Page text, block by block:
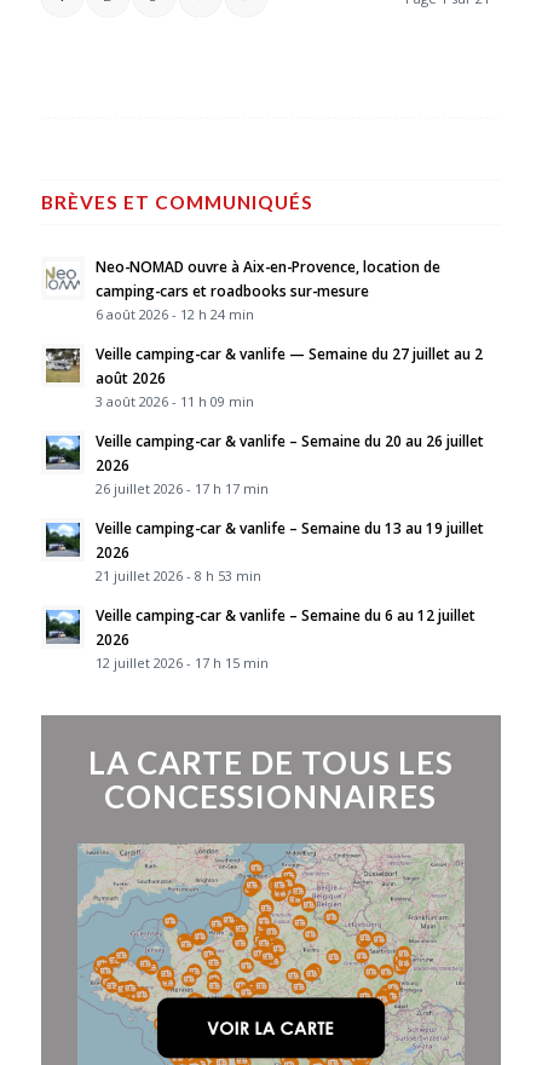
BRÈVES ET COMMUNIQUÉS
Neo-NOMAD ouvre à Aix-en-Provence, location de
camping-cars et roadbooks sur-mesure
6 août 2026 - 12 h 24 min
Veille camping-car & vanlife — Semaine du 27 juillet au 2
août 2026
3 août 2026 - 11 h 09 min
Veille camping-car & vanlife – Semaine du 20 au 26 juillet
2026
26 juillet 2026 - 17 h 17 min
Veille camping-car & vanlife – Semaine du 13 au 19 juillet
2026
21 juillet 2026 - 8 h 53 min
Veille camping-car & vanlife – Semaine du 6 au 12 juillet
2026
12 juillet 2026 - 17 h 15 min
LA CARTE DE TOUS LES
CONCESSIONNAIRES